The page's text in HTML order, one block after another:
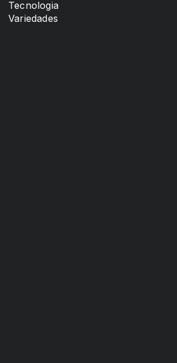
Tecnologia
Variedades